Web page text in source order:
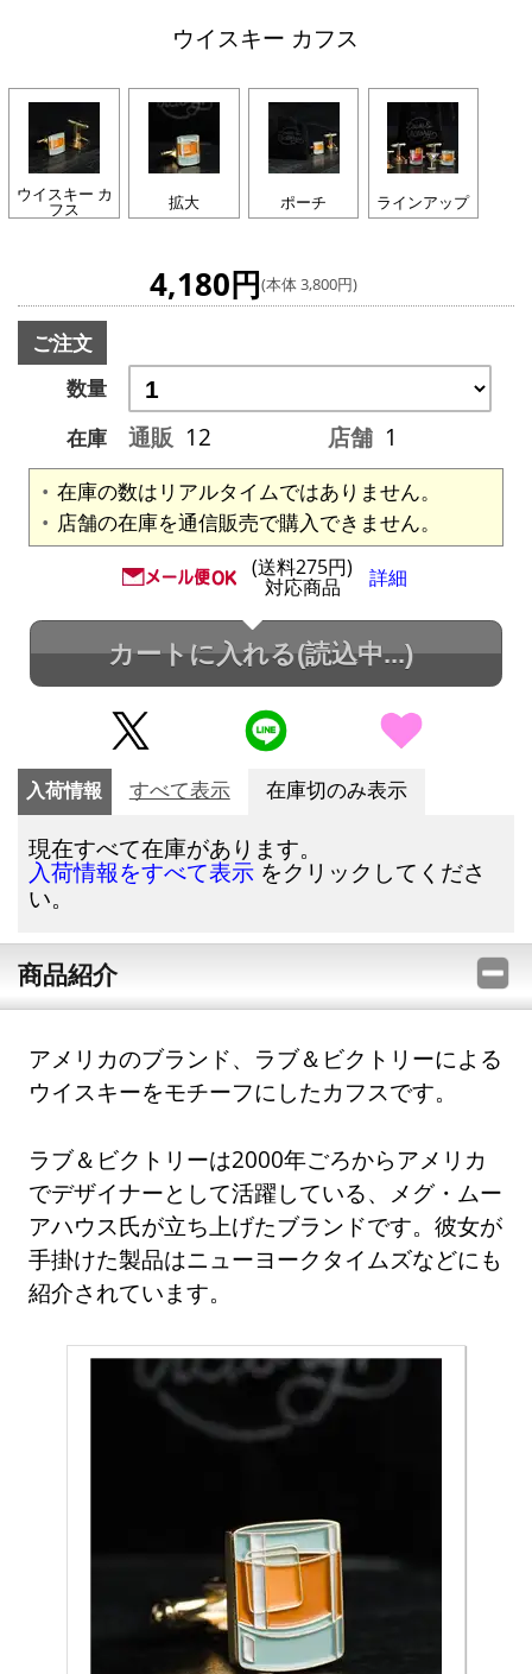
ウイスキー カフス
ウイスキー カ
フス 拡大 ポーチ ラインアップ
4,180円(本体 3,800円)
ご注文
数量
在庫
通販 12 店舗 1
在庫の数はリアルタイムではありません。
店舗の在庫を通信販売で購入できません。
(送料275円)
対応商品 詳細
カートに入れる(読込中...)
入荷情報 すべて表示 在庫切のみ表示
現在すべて在庫があります。
入荷情報をすべて表示 をクリックしてくださ
い。
商品紹介
アメリカのブランド、ラブ＆ビクトリーによる
ウイスキーをモチーフにしたカフスです。
ラブ＆ビクトリーは2000年ごろからアメリカ
でデザイナーとして活躍している、メグ・ムー
アハウス氏が立ち上げたブランドです。彼女が
手掛けた製品はニューヨークタイムズなどにも
紹介されています。